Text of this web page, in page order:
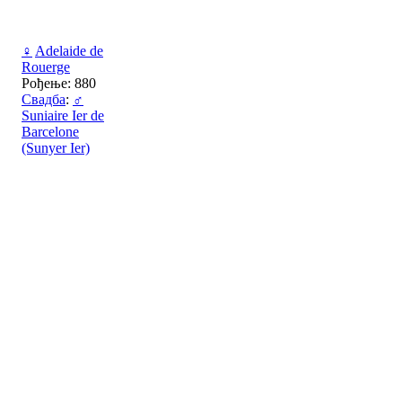
♀ Adelaide de
Rouerge
Рођење: 880
Свадба: ♂
Suniaire Ier de
Barcelone
(Sunyer Ier)